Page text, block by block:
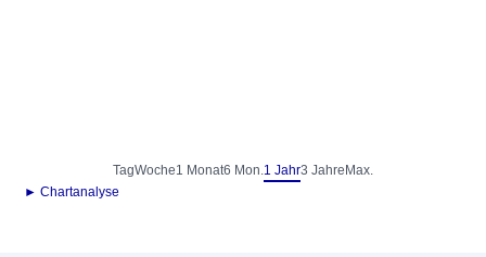
TagWoche1 Monat6 Mon.1 Jahr3 Jahre Max.
► Chartanalyse